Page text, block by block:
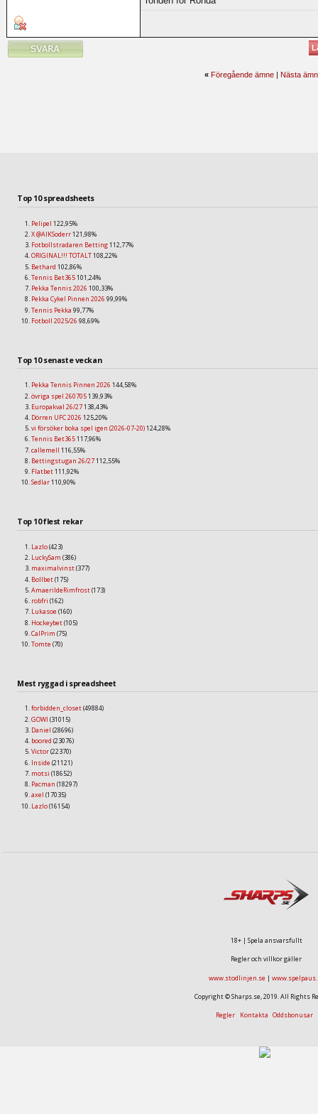
« Föregående ämne| Nästa
Top 10 spreadsheets
Pelipel 122,95%
X @AIKSoderr121,98%
Fotbollstradaren Betting112,77%
ORIGINAL!!! TOTALT108,22%
Bethard 102,86%
Tennis Bet365101,24%
Pekka Tennis 2026 100,33%
Pekka Cykel Pinnen 2026 99,99%
Tennis Pekka 99,77%
Fotboll 2025/26 98,69%
Top 10 senaste veckan
Pekka Tennis Pinnen 2026 144,58%
övriga spel 260705139,93%
Europakval 26/27138,43%
Dörren UFC 2026 125,20%
vi försöker boka spel igen (2026-07-20)124,28%
Tennis Bet365117,96%
callemell 116,55%
Bettingstugan 26/27112,55%
Flatbet111,92%
Sedlar110,90%
Top 10 flest rekar
Lazlo(423)
LuckySam (386)
maximalvinst(377)
Bollbet(175)
AmaerildeRimfrost(173)
robfri (162)
Lukasoe (160)
Hockeybet(105)
CalPrim (75)
Tomte (70)
Mest ryggad i spreadsheet
forbidden_closet(49884)
GOWI (31015)
Daniel (28696)
boored (23076)
Victor(22370)
Inside (21121)
motsi (18652)
Pacman (18297)
axel (17035)
Lazlo(16154)
18+ | Spela ansvarsfullt
Regler och villkor gäller
www.stodlinjen.se |
Copyright © Sharps.se, 2019. All Rights
Regler Kontakta Oddsbonusar